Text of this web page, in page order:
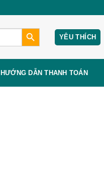
SEARCH BUTTON
YÊU THÍCH
HƯỚNG DẪN THANH TOÁN